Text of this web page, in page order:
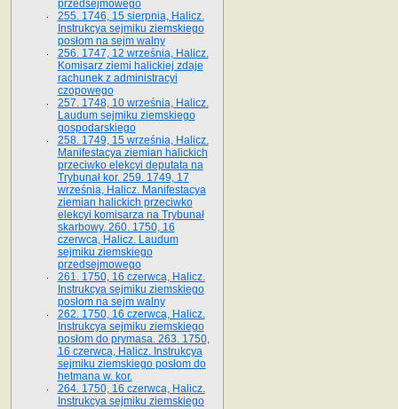
przedsejmowego
255. 1746, 15 sierpnia, Halicz.
Instrukcya sejmiku ziemskiego
posłom na sejm walny
256. 1747, 12 września, Halicz.
Komisarz ziemi halickiej zdaje
rachunek z administracyi
czopowego
257. 1748, 10 września, Halicz.
Laudum sejmiku ziemskiego
gospodarskiego
258. 1749, 15 września, Halicz.
Manifestacya ziemian halickich
przeciwko elekcyi deputata na
Trybunał kor. 259. 1749, 17
września, Halicz. Manifestacya
ziemian halickich przeciwko
elekcyi komisarza na Trybunał
skarbowy. 260. 1750, 16
czerwca, Halicz. Laudum
sejmiku ziemskiego
przedsejmowego
261. 1750, 16 czerwca, Halicz.
Instrukcya sejmiku ziemskiego
posłom na sejm walny
262. 1750, 16 czerwca, Halicz.
Instrukcya sejmiku ziemskiego
posłom do prymasa. 263. 1750,
16 czerwca, Halicz. Instrukcya
sejmiku ziemskiego posłom do
hetmana w. kor.
264. 1750, 16 czerwca, Halicz.
Instrukcya sejmiku ziemskiego